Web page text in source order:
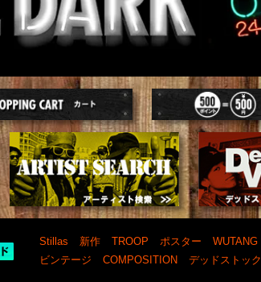
Stillas 新作 TROOP ポスター WUTANG
ビンテージ
COMPOSITION デッドストック